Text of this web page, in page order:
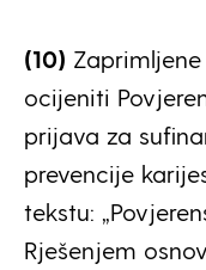
(10)
ocijeniti
prijava za
prevencije
tekstu:
Rješenjem